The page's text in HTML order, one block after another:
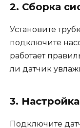
2. Сборка
Установите
подключите
работает
ли датчик
3.
Подключите